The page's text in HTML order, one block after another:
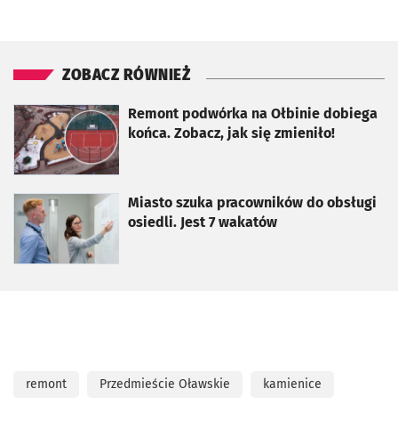
ZOBACZ RÓWNIEŻ
Remont podwórka na Ołbinie dobiega
końca. Zobacz, jak się zmieniło!
otworzy się w nowej karcie
Miasto szuka pracowników do obsługi
osiedli. Jest 7 wakatów
otworzy się w nowej karcie
remont Przedmieście Oławskie kamienice